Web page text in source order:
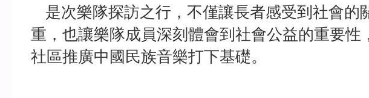
是次樂隊探訪之行，不僅讓長者感受到社會的
重，也讓樂隊成員深刻體會到社會公益的重要性
社區推廣中國民族音樂打下基礎。